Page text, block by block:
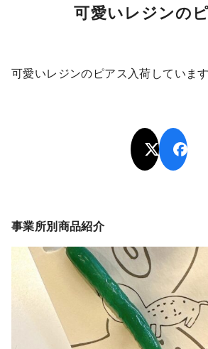
可愛いレジンの
可愛いレジンのピアス入荷しています
事業所別商品紹介